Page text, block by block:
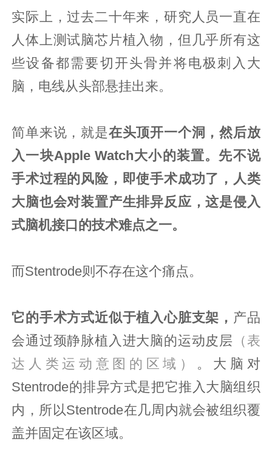
实际上，过去二十年来，研究人员一直在
人体上测试脑芯片植入物，但几乎所有这
些设备都需要切开头骨并将电极刺入大
脑，电线从头部悬挂出来。
简单来说，就是在头顶开一个洞，然后放
入一块Apple Watch大小的装置。先不说
手术过程的风险，即使手术成功了，人类
大脑也会对装置产生排异反应，这是侵入
式脑机接口的技术难点之一。
而Stentrode则不存在这个痛点。
它的手术方式近似于植入心脏支架， 产品
会通过颈静脉植入进大脑的运动皮层 （表
达人类运动意图的区域） 。大脑对
Stentrode的排异方式是把它推入大脑组织
内，所以Stentrode在几周内就会被组织覆
盖并固定在该区域。